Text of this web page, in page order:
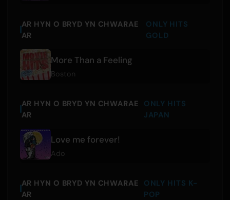
AR HYN O BRYD YN CHWARAE
AR
ONLY HITS
GOLD
More Than a Feeling
Boston
AR HYN O BRYD YN CHWARAE
AR
ONLY HITS
JAPAN
Love me forever!
Ado
AR HYN O BRYD YN CHWARAE
AR
ONLY HITS K-
POP